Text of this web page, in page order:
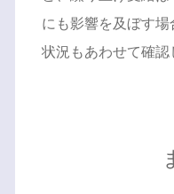
にも影響を及ぼす
状況もあわせて確認